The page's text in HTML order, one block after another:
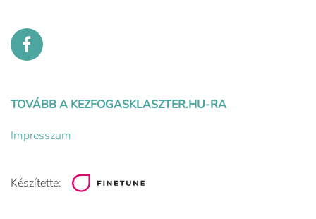
TOVÁBB A KEZFOGASKLASZTER.HU-RA
Impresszum
Készítette: